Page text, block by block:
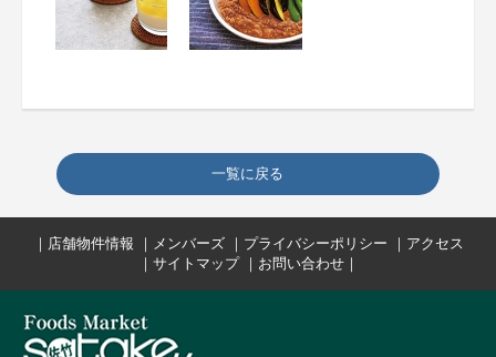
一覧に戻る
｜ 店舗物件情報 ｜ メンバーズ ｜ プライバシーポリシー ｜ アクセス
｜ サイトマップ ｜ お問い合わせ｜